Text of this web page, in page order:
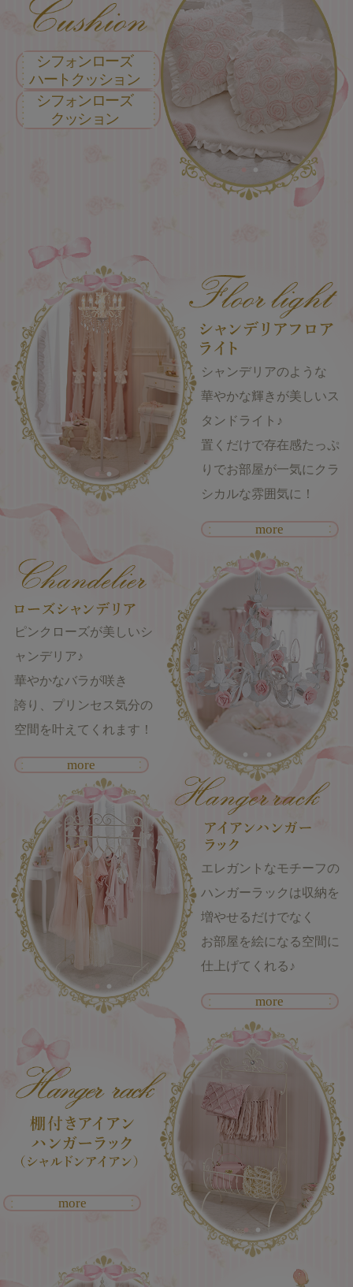
シフォンローズ
ハートクッション
シフォンローズ
クッション
シャンデリアのような
華やかな輝きが美しいス
タンドライト♪
置くだけで存在感たっぷ
りでお部屋が一気にクラ
シカルな雰囲気に！
more
ピンクローズが美しいシ
ャンデリア♪
華やかなバラが咲き
誇り、プリンセス気分の
空間を叶えてくれます！
more
エレガントなモチーフの
ハンガーラックは収納を
増やせるだけでなく
お部屋を絵になる空間に
仕上げてくれる♪
more
more